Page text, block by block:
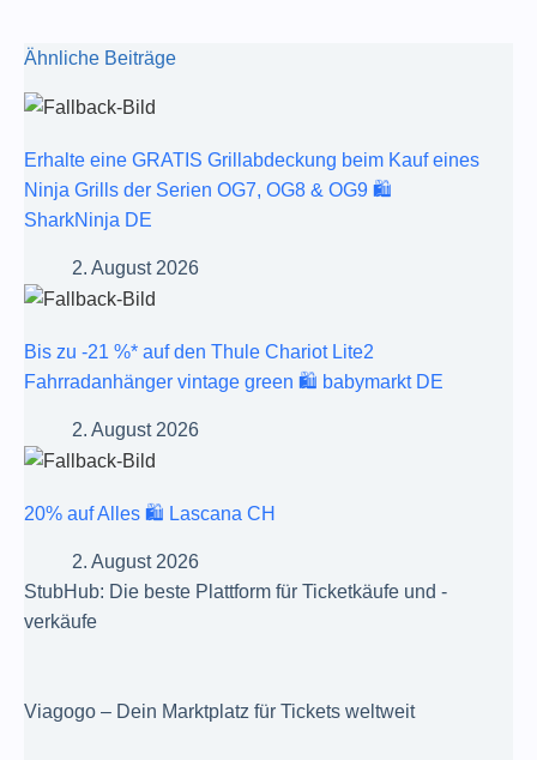
Ähnliche Beiträge
Erhalte eine GRATIS Grillabdeckung beim Kauf eines
Ninja Grills der Serien OG7, OG8 & OG9 🛍️
SharkNinja DE
2. August 2026
Bis zu -21 %* auf den Thule Chariot Lite2
Fahrradanhänger vintage green 🛍️ babymarkt DE
2. August 2026
20% auf Alles 🛍️ Lascana CH
2. August 2026
StubHub: Die beste Plattform für Ticketkäufe und -
verkäufe
Viagogo – Dein Marktplatz für Tickets weltweit